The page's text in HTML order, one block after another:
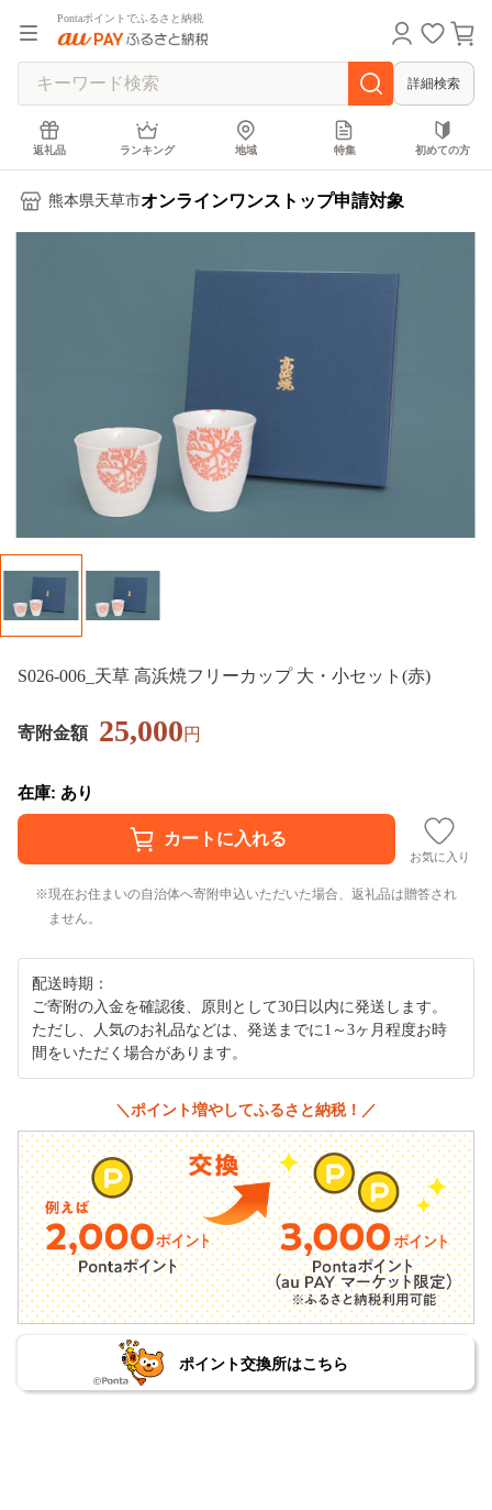
Pontaポイントでふるさと納税
詳細検索
返礼品 ランキング 地域 特集 初めての方
熊本県天草市オンラインワンストップ申請対象
S026-006_天草 高浜焼フリーカップ 大・小セット(赤)
寄附金額 25,000円
在庫: あり
お気に入り
現在お住まいの自治体へ寄附申込いただいた場合、返礼品は贈答され
ません。
配送時期：
ご寄附の入金を確認後、原則として30日以内に発送します。
ただし、人気のお礼品などは、発送までに1～3ヶ月程度お時
間をいただく場合があります。
＼ポイント増やしてふるさと納税！／
ポイント交換所はこちら